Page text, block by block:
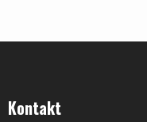
Kontakt